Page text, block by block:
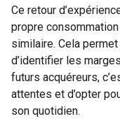
Ce retour
propre
similaire. Cela
d’identifier les
futurs acquéreurs,
attentes et d’opter
son quotidien.